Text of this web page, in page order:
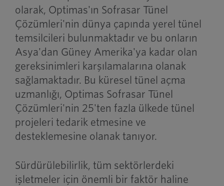
olarak, Optimas'ın Sofrasar Tünel
Çözümleri'nin dünya çapında yerel tünel
temsilcileri bulunmaktadır ve bu onların
Asya'dan Güney Amerika'ya kadar olan
gereksinimleri karşılamalarına olanak
sağlamaktadır. Bu küresel tünel açma
uzmanlığı, Optimas Sofrasar Tünel
Çözümleri'nin 25'ten fazla ülkede tünel
projeleri tedarik etmesine ve
desteklemesine olanak tanıyor.
Sürdürülebilirlik, tüm sektörlerdeki
işletmeler için önemli bir faktör haline